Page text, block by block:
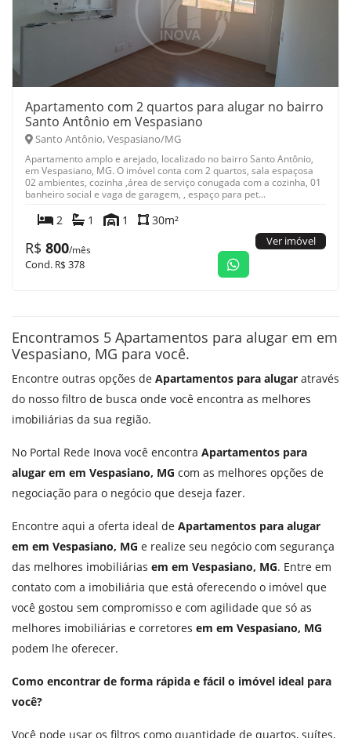
Apartamento com 2 quartos para alugar no bairro
Santo Antônio em Vespasiano
Santo Antônio, Vespasiano/MG
Apartamento amplo e arejado, localizado no bairro Santo Antônio,
em Vespasiano, MG. O imóvel conta com 2 quartos, sala espaçosa
02 ambientes, cozinha ,área de serviço conugada com a cozinha, 01
banheiro social e vaga de garagem, , espaço para pet...
2 1 1 30m²
R$ 800/mês
Cond. R$ 378
Ver imóvel
Encontramos 5 Apartamentos para alugar em em
Vespasiano, MG para você.
Encontre outras opções de Apartamentos para alugar através
do nosso filtro de busca onde você encontra as melhores
imobiliárias da sua região.
No Portal Rede Inova você encontra Apartamentos para
alugar em em Vespasiano, MG com as melhores opções de
negociação para o negócio que deseja fazer.
Encontre aqui a oferta ideal de Apartamentos para alugar
em em Vespasiano, MG e realize seu negócio com segurança
das melhores imobiliárias em em Vespasiano, MG. Entre em
contato com a imobiliária que está oferecendo o imóvel que
você gostou sem compromisso e com agilidade que só as
melhores imobiliárias e corretores em em Vespasiano, MG
podem lhe oferecer.
Como encontrar de forma rápida e fácil o imóvel ideal para
você?
Você pode usar os filtros como quantidade de quartos, suítes,